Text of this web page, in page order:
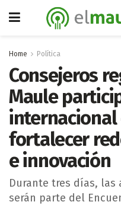
Home Política
Consejeros
Maule
internacional
fortalecer
e innovación
Durante tres días, las
serán parte del